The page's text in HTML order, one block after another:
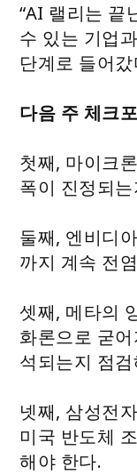
“AI 랠리는 끝
수 있는 기업
단계로 들어갔
다음 주 체크
첫째, 마이크
폭이 진정되
둘째, 엔비디
까지 계속 전
셋째, 메타의
화론으로 굳
석되는지 점
넷째, 삼성전
미국 반도체
해야 한다.